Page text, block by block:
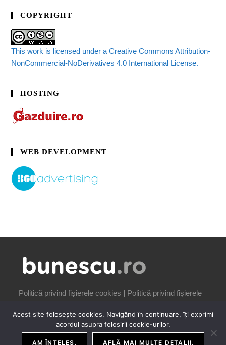
COPYRIGHT
This work is licensed under a Creative Commons Attribution-
NonCommercial-NoDerivatives 4.0 International License.
HOSTING
WEB DEVELOPMENT
Politică privind fișierele cookies | Politică privind fișierele
Acest site folosește cookies. Navigând în continuare, îți exprimi
acordul asupra folosirii cookie-urilor.
AM ÎNȚELES. AFLĂ MAI MULTE DETALII.